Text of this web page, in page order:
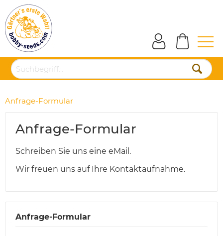
Anfrage-Formular
Anfrage-Formular
Schreiben Sie uns eine eMail.
Wir freuen uns auf Ihre Kontaktaufnahme.
Anfrage-Formular